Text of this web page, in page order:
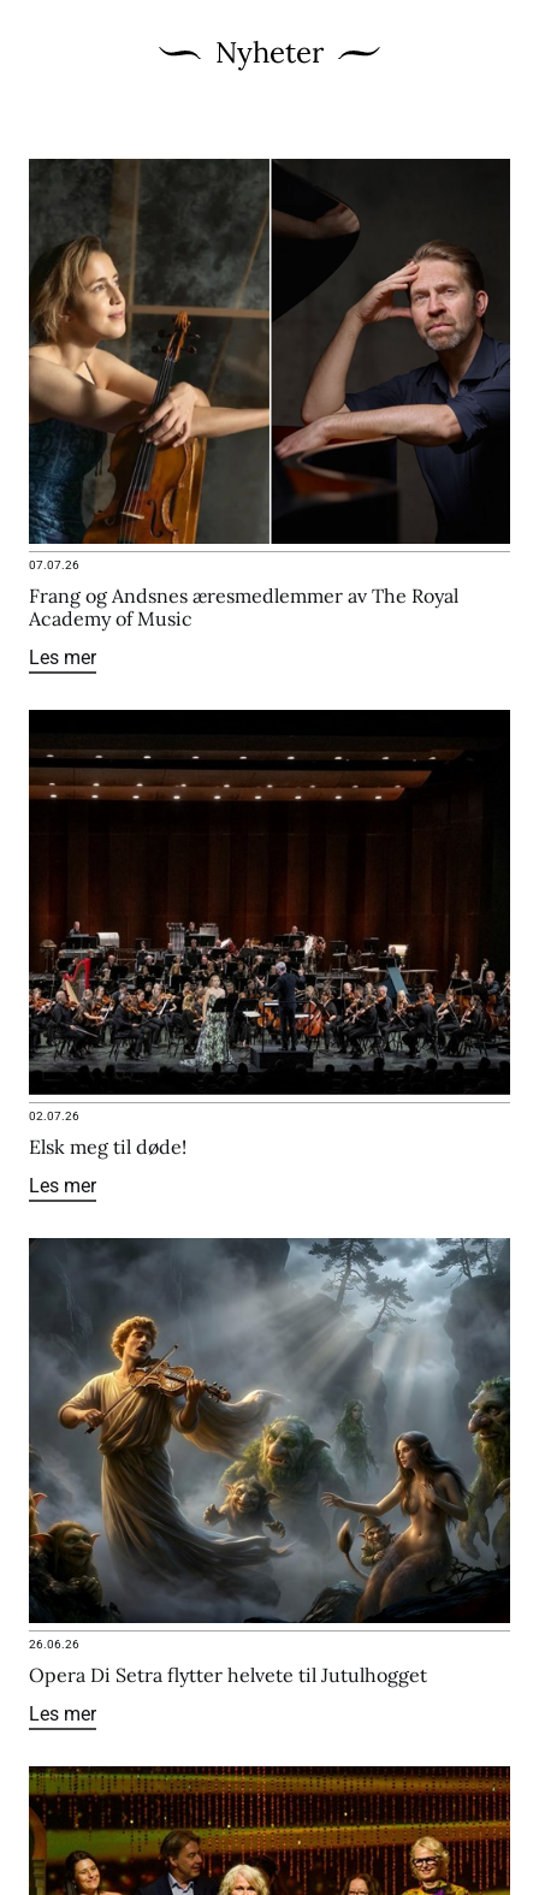
Nyheter
07.07.26
Frang og Andsnes æresmedlemmer av The Royal
Academy of Music
Les mer
02.07.26
Elsk meg til døde!
Les mer
26.06.26
Opera Di Setra flytter helvete til Jutulhogget
Les mer